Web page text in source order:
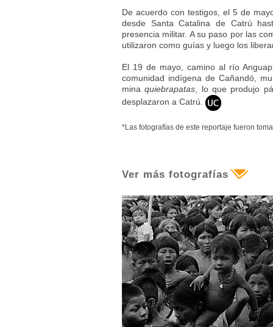
De acuerdo con testigos, el 5 de
desde Santa Catalina de Catrú
presencia militar. A su paso por las
utilizaron como guías y luego los
El 19 de mayo, camino al río
comunidad indígena de Cañandó,
minaquiebrapatas , lo que produjo
desplazaron a Catrú.
*Las fotografías de este reportaje fueron
Ver más fotografías